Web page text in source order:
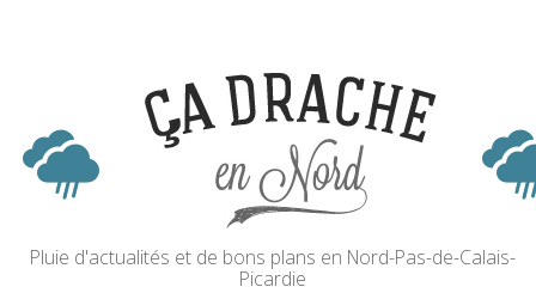
Pluie d'actualités et de bons plans en Nord-Pas-de-Calais-
Picardie